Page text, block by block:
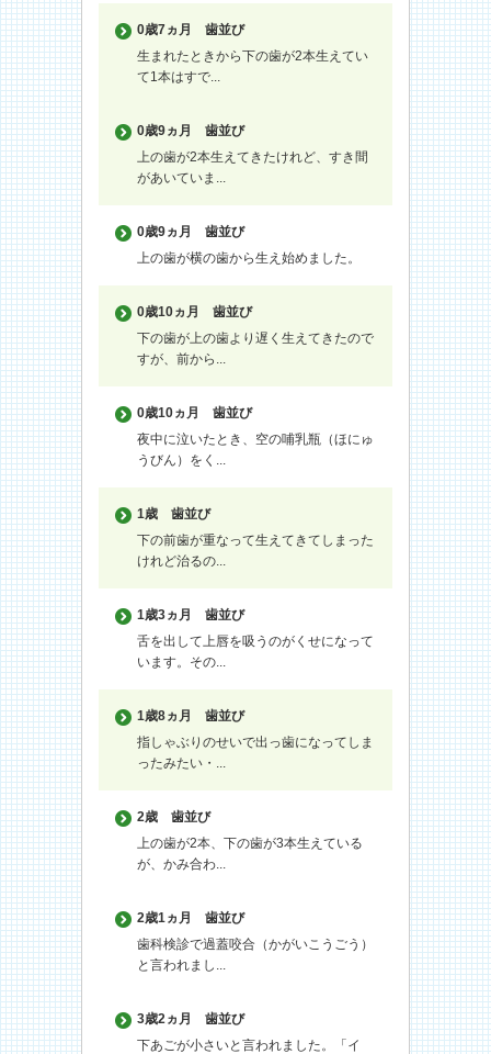
0歳7ヵ月
歯並び
生まれたときから下の歯が2本生えてい
て1本はすで...
0歳9ヵ月
歯並び
上の歯が2本生えてきたけれど、すき間
があいていま...
0歳9ヵ月
歯並び
上の歯が横の歯から生え始めました。
0歳10ヵ月
歯並び
下の歯が上の歯より遅く生えてきたので
すが、前から...
0歳10ヵ月
歯並び
夜中に泣いたとき、空の哺乳瓶（ほにゅ
うびん）をく...
1歳
歯並び
下の前歯が重なって生えてきてしまった
けれど治るの...
1歳3ヵ月
歯並び
舌を出して上唇を吸うのがくせになって
います。その...
1歳8ヵ月
歯並び
指しゃぶりのせいで出っ歯になってしま
ったみたい・...
2歳
歯並び
上の歯が2本、下の歯が3本生えている
が、かみ合わ...
2歳1ヵ月
歯並び
歯科検診で過蓋咬合（かがいこうごう）
と言われまし...
3歳2ヵ月
歯並び
下あごが小さいと言われました。「イ